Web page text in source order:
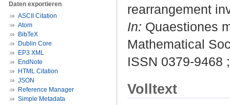
Daten exportieren
ASCII Citation
Atom
BibTeX
Dublin Core
EP3 XML
EndNote
HTML Citation
JSON
Reference Manager
Simple Metadata
rearrangement
In: Quaestiones
Mathematical
ISSN 0379-9468
Volltext